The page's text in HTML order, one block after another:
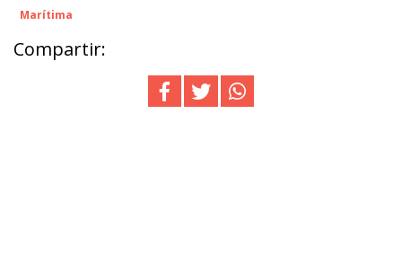
Marítima
Compartir: